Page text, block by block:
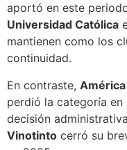
aportó en este
Universidad Católica
mantienen como los
continuidad.
En contraste, América
perdió la categoría
decisión
Vinotinto cerró su